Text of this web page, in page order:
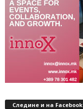
Следине и на Facebook